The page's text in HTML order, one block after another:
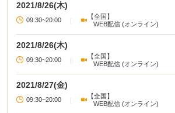
ンジしたい」 「働くまでに職場見学や仕事体験をして
オススメ♪ ●企業と出会えるマッチングイベント 大規模な合同企業説明会から
小規模なマッチング会まで、多くの企業と出会える合
ます！ 他にも多くのコンテンツをご用意しております！ 詳細は主催企業ページ
をご確認くださいませ。
2021/8/26(木)
09:30~20:00 |
【全国】
WEB配信 (オンライン)
2021/8/26(木)
09:30~20:00 |
【全国】
WEB配信 (オンライン)
2021/8/27(金)
09:30~20:00 |
【全国】
WEB配信 (オンライン)